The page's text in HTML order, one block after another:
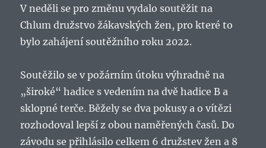
V neděli se pro změnu vydalo soutěžit na
Chlum družstvo žákavských žen, pro které to
bylo zahájení soutěžního roku 2022.
Soutěžilo se v požárním útoku výhradně na
„široké“ hadice s vedením na dvě hadice B a
sklopné terče. Běžely se dva pokusy a o vítězi
rozhodoval lepší z obou naměřených časů. Do
závodu se přihlásilo celkem 6 družstev žen a 8